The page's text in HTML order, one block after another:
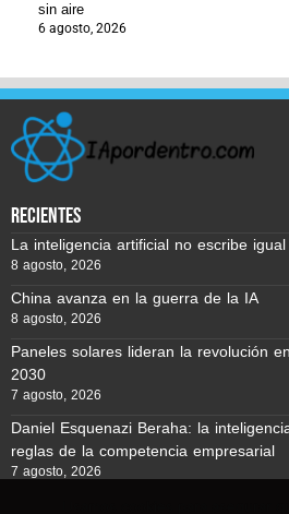
sin aire
6 agosto, 2026
recientes
La inteligencia artificial no escribe
8 agosto, 2026
China avanza en la guerra de la IA
8 agosto, 2026
Paneles solares lideran la revolución
2030
7 agosto, 2026
Daniel Esquenazi Beraha: la
reglas de la competencia empresarial
7 agosto, 2026